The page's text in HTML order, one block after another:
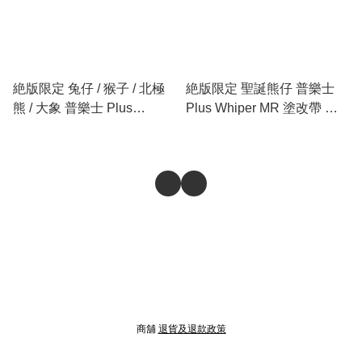
絶版限定 兔仔 / 猴子 / 北極
熊 / 大象 普樂士 Plus
絶版限定 聖誕熊仔 普樂士
Plus Whiper MR 塗改帶 改
商舖 退貨及退款政策